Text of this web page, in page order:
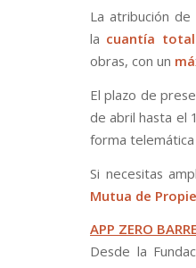
La atribución de
la cuantía
obras, con un
El plazo de
de abril hasta el
forma
Si necesitas
Mutua de
APP ZERO
Desde la